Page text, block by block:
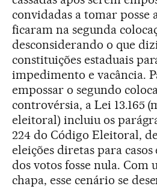
convidadas a tomar posse
ficaram na segunda
desconsiderando o que
constituições estaduais
impedimento e vacância.
empossar o segundo
controvérsia, a Lei 13.165
eleitoral) incluiu os
224 do Código Eleitoral,
eleições diretas para
dos votos fosse nula. Com
chapa, esse cenário se